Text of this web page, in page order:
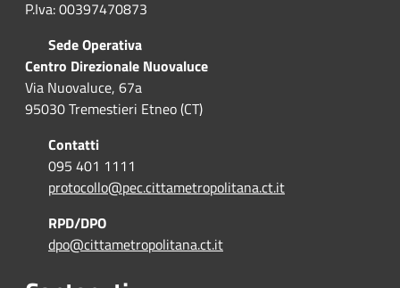
P.Iva: 00397470873
Sede Operativa
Centro Direzionale Nuovaluce
Via Nuovaluce, 67a
95030 Tremestieri Etneo (CT)
Contatti
095 401 1111
protocollo@pec.cittametropolitana.ct.it
RPD/DPO
dpo@cittametropolitana.ct.it